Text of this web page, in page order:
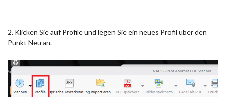
2. Klicken Sie auf Profile und legen Sie ein neues Profil über den
Punkt Neu an.